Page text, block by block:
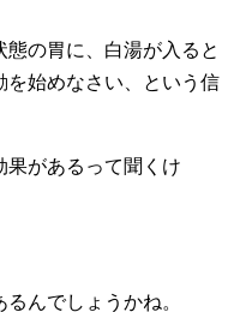
の胃に、白湯が入ると
を始めなさい、という信
果があるって聞くけ
んでしょうかね。